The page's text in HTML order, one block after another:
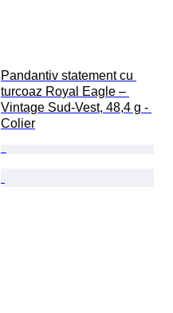
Pandantiv statement cu
turcoaz Royal Eagle –
Vintage Sud-Vest, 48,4 g -
Colier